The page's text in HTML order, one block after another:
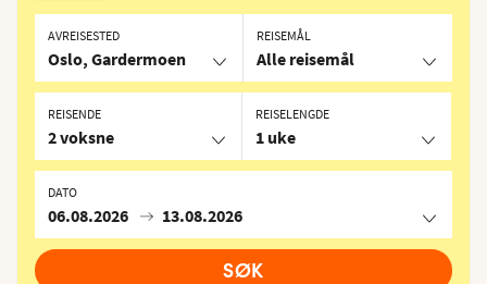
AVREISESTED
Oslo, Gardermoen
REISEMÅL
Alle reisemål
REISELENGDE
1 uke
DATO
06.08.2026 13.08.2026
REISENDE
2 voksne
SØK